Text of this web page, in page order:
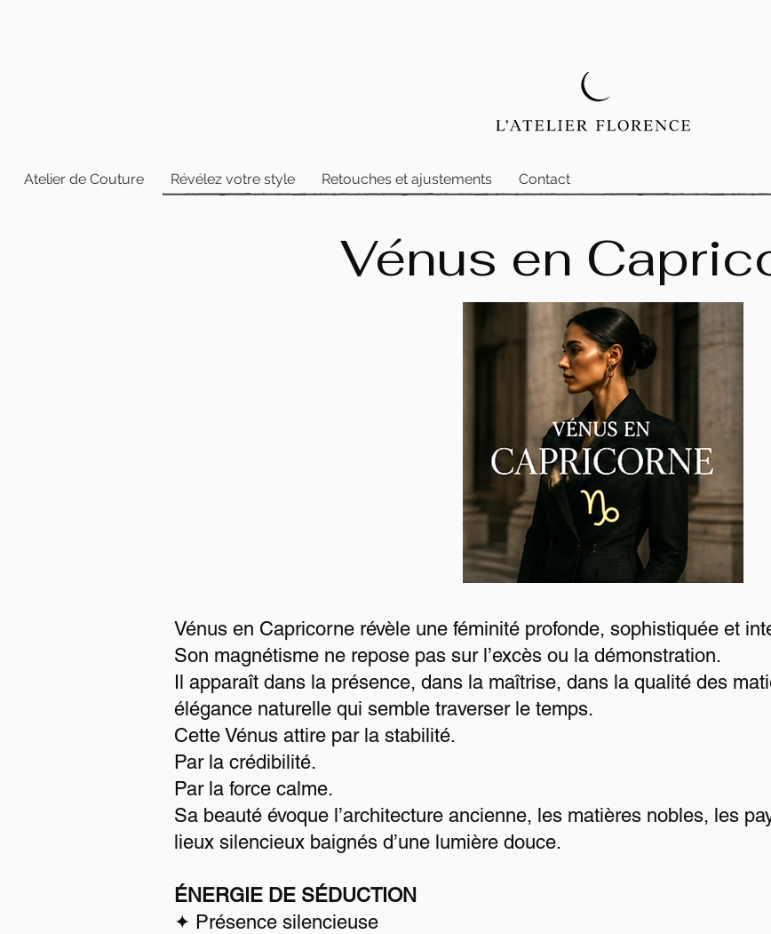
Atelier de Couture Révélez votre style Retouches et ajustements Contact
Vénus en
Vénus en Capricorne révèle une féminité profonde, sophistiquée et
Son magnétisme ne repose pas sur l’excès ou la démonstration.
Il apparaît dans la présence, dans la maîtrise, dans la qualité des
élégance naturelle qui semble traverser le temps.
Cette Vénus attire par la stabilité.
Par la crédibilité.
Par la force calme.
Sa beauté évoque l’architecture ancienne, les matières nobles, les
lieux silencieux baignés d’une lumière douce.
ÉNERGIE DE SÉDUCTION
✦ Présence silencieuse